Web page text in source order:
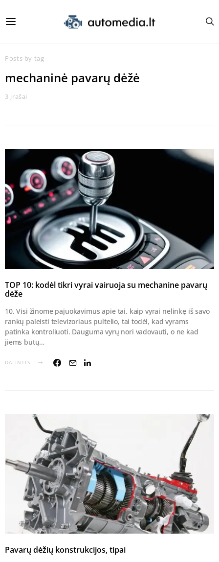
Posts by tag
mechaninė pavarų dėžė
3 įrašai
TOP 10: kodėl tikri vyrai vairuoja su mechanine pavarų
dėže
10. Visi žinome pajuokavimus apie tai, kaip vyrai nelinkę iš savo
rankų paleisti televizoriaus pultelio, tai todėl, kad vyrams
patinka kontroliuoti. Dauguma vyrų nori vadovauti, o ne kad
jiems būtų…
DALINTIS
Pavarų dėžių konstrukcijos, tipai